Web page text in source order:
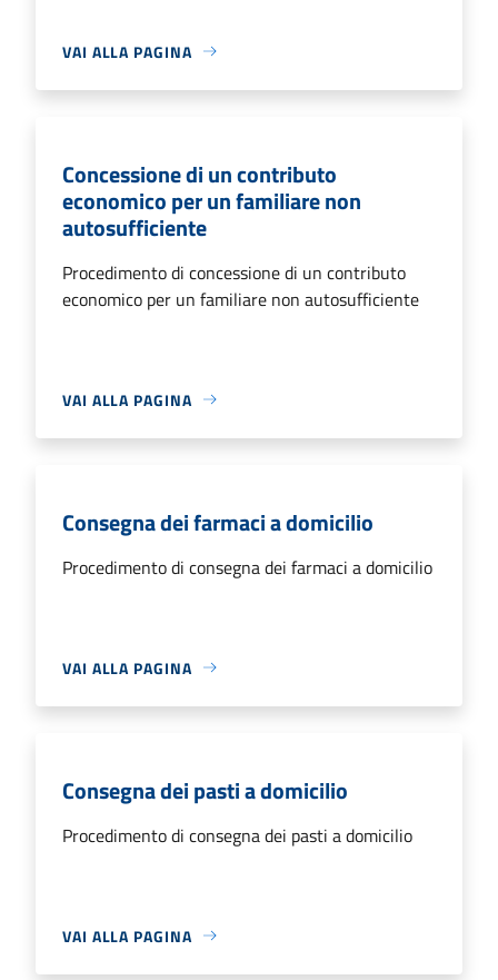
VAI ALLA PAGINA
Concessione di un contributo
economico per un familiare non
autosufficiente
Procedimento di concessione di un contributo
economico per un familiare non autosufficiente
VAI ALLA PAGINA
Consegna dei farmaci a domicilio
Procedimento di consegna dei farmaci a domicilio
VAI ALLA PAGINA
Consegna dei pasti a domicilio
Procedimento di consegna dei pasti a domicilio
VAI ALLA PAGINA